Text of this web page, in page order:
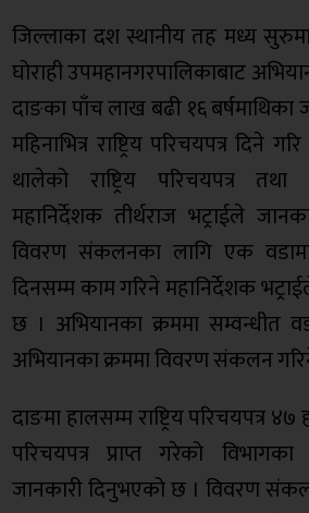
जिल्लाका दश स्थानीय तह मध्य
घोराही उपमहानगरपालिकाबाट
दाङका पाँच लाख बढी १६
महिनाभित्र राष्ट्रिय परिचयपत्र दिने
थालेको राष्ट्रिय परिचयपत्र
महानिर्देशक तीर्थराज भट्राईले
विवरण संकलनका लागि एक
दिनसम्म काम गरिने महानिर्देशक
छ । अभियानका क्रममा सम्वन्धीत
अभियानका क्रममा विवरण संकलन
दाङमा हालसम्म राष्ट्रिय परिचयपत्र ४७
परिचयपत्र प्राप्त गरेको विभागका
जानकारी दिनुभएको छ । विवरण